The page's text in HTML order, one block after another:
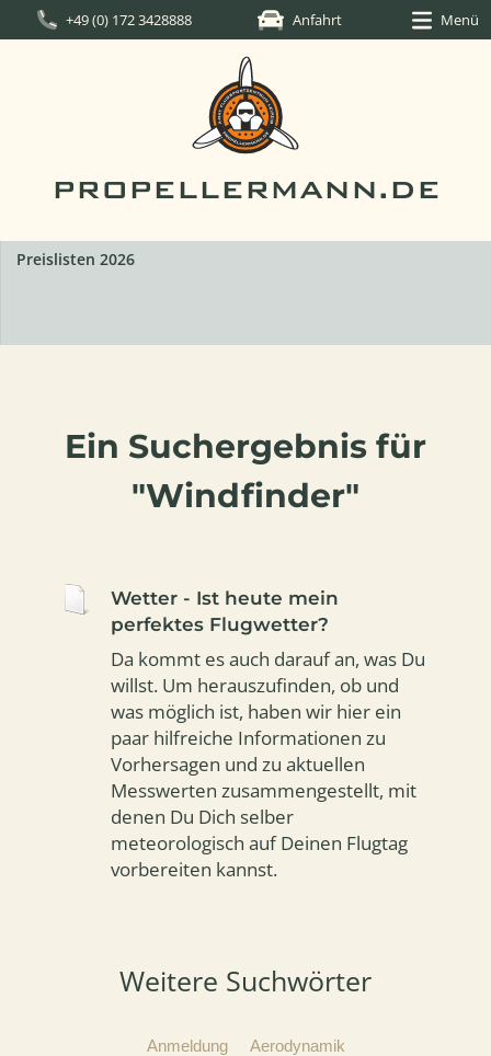
+49 (0) 172 3428888 Anfahrt Menü
PROPELLERMANN.DE
Preislisten 2026
Ein Suchergebnis für
"Windfinder"
Wetter - Ist heute mein
perfektes Flugwetter?
Da kommt es auch darauf an, was Du
willst. Um herauszufinden, ob und
was möglich ist, haben wir hier ein
paar hilfreiche Informationen zu
Vorhersagen und zu aktuellen
Messwerten zusammengestellt, mit
denen Du Dich selber
meteorologisch auf Deinen Flugtag
vorbereiten kannst.
Weitere Suchwörter
Anmeldung Aerodynamik